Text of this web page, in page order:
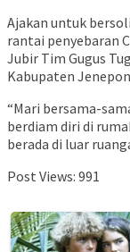
Ajakan untuk
rantai penyebaran
Jubir Tim Gugus
Kabupaten
“Mari bersama-
berdiam diri di
berada di luar
Post Views: 991